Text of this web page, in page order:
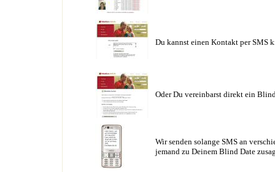
Du kannst einen Kontakt per SMS
Oder Du vereinbarst direkt ein
Wir senden solange SMS an
jemand zu Deinem Blind Date